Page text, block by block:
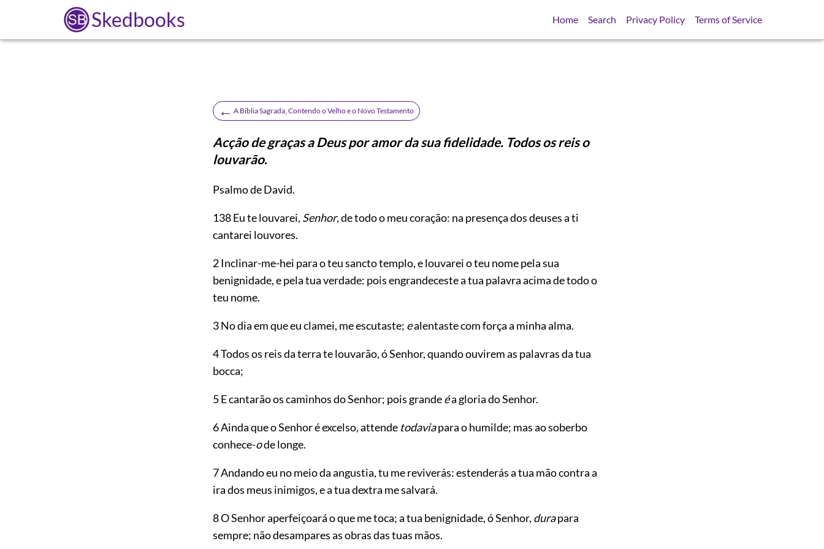
Skedbooks Home Search Privacy Policy Terms of Service
← A Biblia Sagrada, Contendo o Velho e o Novo Testamento
Acção de graças a Deus por amor da sua fidelidade. Todos os reis o
louvarão.
Psalmo de David.
138Eu te louvarei, Senhor, de todo o meu coração: na presença dos deuses a ti
cantarei louvores.
2 Inclinar-me-hei para o teu sancto templo, e louvarei o teu nome pela sua
benignidade, e pela tua verdade: pois engrandeceste a tua palavra acima de todo o
teu nome.
3 No dia em que eu clamei, me escutaste; ealentaste com força a minha alma.
4 Todos os reis da terra te louvarão, ó Senhor, quando ouvirem as palavras da tua
bocca;
5 E cantarão os caminhos do Senhor; pois grandeéa gloria do Senhor.
6 Ainda que o Senhor é excelso, attende todaviapara o humilde; mas ao soberbo
conhece-ode longe.
7 Andando eu no meio da angustia, tu me reviverás: estenderás a tua mão contra a
ira dos meus inimigos, e a tua dextra me salvará.
8 O Senhor aperfeiçoará o que me toca; a tua benignidade, ó Senhor, durapara
sempre; não desampares as obras das tuas mãos.